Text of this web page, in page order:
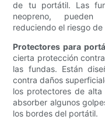
de tu portátil. Las
neopreno, pueden
reduciendo el riesgo
Protectores para
cierta protección
las fundas. Están
contra daños
los protectores de
absorber algunos
los bordes del portátil.